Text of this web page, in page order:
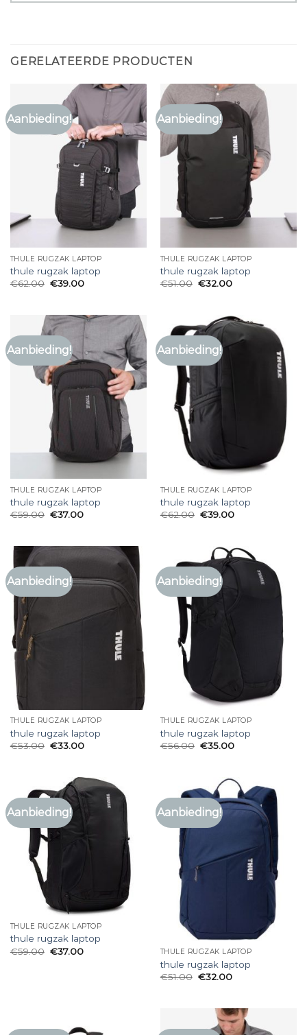
GERELATEERDE PRODUCTEN
Aanbieding!
THULE RUGZAK LAPTOP
thule rugzak laptop
€62.00 €39.00
Aanbieding!
THULE RUGZAK LAPTOP
thule rugzak laptop
€51.00 €32.00
Aanbieding!
THULE RUGZAK LAPTOP
thule rugzak laptop
€59.00 €37.00
Aanbieding!
THULE RUGZAK LAPTOP
thule rugzak laptop
€62.00 €39.00
Aanbieding!
THULE RUGZAK LAPTOP
thule rugzak laptop
€53.00 €33.00
Aanbieding!
THULE RUGZAK LAPTOP
thule rugzak laptop
€56.00 €35.00
Aanbieding!
THULE RUGZAK LAPTOP
thule rugzak laptop
€59.00 €37.00
Aanbieding!
THULE RUGZAK LAPTOP
thule rugzak laptop
€51.00 €32.00